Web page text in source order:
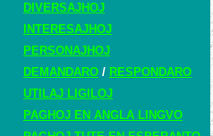
DIVERSAJHOJ
INTERESAJHOJ
PERSONAJHOJ
DEMANDARO / RESPONDARO
UTILAJ LIGILOJ
PAGHOJ EN ANGLA LINGVO